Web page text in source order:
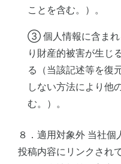
ことを含む。）。
③ 個人情報に含まれ
り財産的被害が生じ
る（当該記述等を復
しない方法により他
む。）。
８．適用対象外 当社
投稿内容にリンクされ